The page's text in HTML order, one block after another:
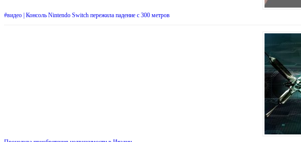
#видео | Консоль Nintendo Switch пережила падение с 300 метров